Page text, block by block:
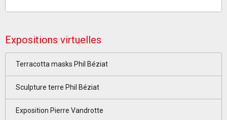
Expositions virtuelles
Terracotta masks Phil Béziat
Sculpture terre Phil Béziat
Exposition Pierre Vandrotte